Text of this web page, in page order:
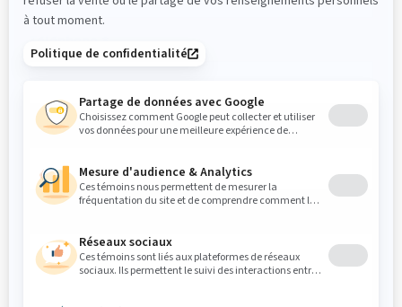
Compagnie